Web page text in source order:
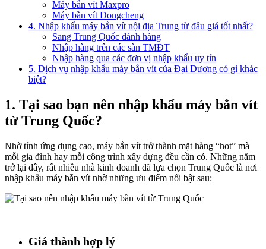
Máy bắn vít Maxpro
Máy bắn vít Dongcheng
4. Nhập khẩu máy bắn vít nội địa Trung từ đâu giá tốt nhất?
Sang Trung Quốc đánh hàng
Nhập hàng trên các sàn TMĐT
Nhập hàng qua các đơn vị nhập khẩu uy tín
5. Dịch vụ nhập khẩu máy bắn vít của Đại Dương có gì khác
biệt?
1. Tại sao bạn nên nhập khẩu máy bắn vít
từ Trung Quốc?
Nhờ tính ứng dụng cao, máy bắn vít trở thành mặt hàng “hot” mà
mỗi gia đình hay mỗi công trình xây dựng đều cần có. Những năm
trở lại đây, rất nhiều nhà kinh doanh đã lựa chọn Trung Quốc là nơi
nhập khẩu máy bắn vít nhờ những ưu điểm nổi bật sau:
Giá thành hợp lý